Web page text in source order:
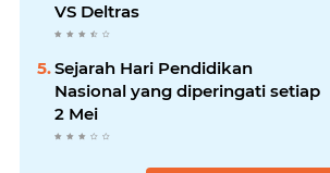
VS Deltras
Sejarah Hari Pendidikan
Nasional yang diperingati setiap
2 Mei